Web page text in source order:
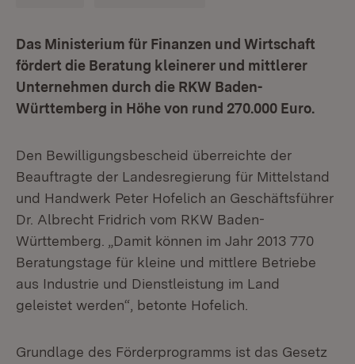
Das Ministerium für Finanzen und Wirtschaft
fördert die Beratung kleinerer und mittlerer
Unternehmen durch die RKW Baden-
Württemberg in Höhe von rund 270.000 Euro.
Den Bewilligungsbescheid überreichte der
Beauftragte der Landesregierung für Mittelstand
und Handwerk Peter Hofelich an Geschäftsführer
Dr. Albrecht Fridrich vom RKW Baden-
Württemberg. „Damit können im Jahr 2013 770
Beratungstage für kleine und mittlere Betriebe
aus Industrie und Dienstleistung im Land
geleistet werden“, betonte Hofelich.
Grundlage des Förderprogramms ist das Gesetz